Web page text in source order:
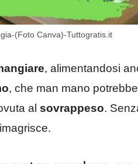
(Foto Canva)-Tuttogratis.it
, alimentandosi
, che man mano
al sovrappeso.